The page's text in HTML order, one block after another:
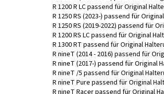
R 1200 R LC passend für Original
R 1250 RS (2023-) passend für
R 1250 RS (2019-2022) passend für
R 1200 RS LC passend für Original
R 1300 RT passend für Original
R nineT (2014 - 2016) passend für
R nineT (2017-) passend für Original
R nineT /5 passend für Original
R nineT Pure passend für Original